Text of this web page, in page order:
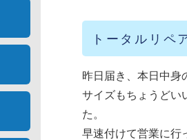
トータルリ
昨日届き、本日中身
サイズもちょうどい
た。
早速付けて営業に行